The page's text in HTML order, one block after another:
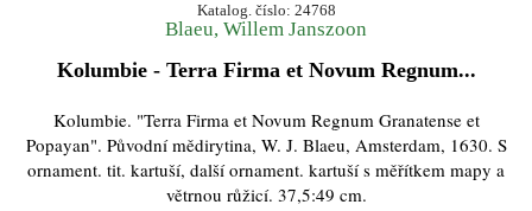
Katalog. číslo: 24768
Blaeu, Willem Janszoon
Kolumbie - Terra Firma et Novum Regnum...
Kolumbie. "Terra Firma et Novum Regnum Granatense et
Popayan". Původní mědirytina, W. J. Blaeu, Amsterdam, 1630. S
ornament. tit. kartuší, další ornament. kartuší s měřítkem mapy a
větrnou růžicí. 37,5:49 cm.